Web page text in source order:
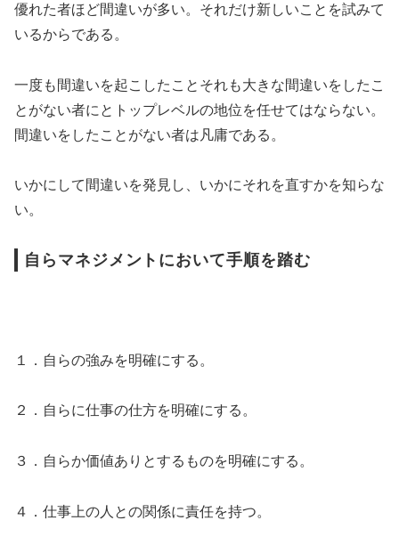
優れた者ほど間違いが多い。それだけ新しいことを試みて
いるからである。
一度も間違いを起こしたことそれも大きな間違いをしたこ
とがない者にとトップレベルの地位を任せてはならない。
間違いをしたことがない者は凡庸である。
いかにして間違いを発見し、いかにそれを直すかを知らな
い。
自らマネジメントにおいて手順を踏む
１．自らの強みを明確にする。
２．自らに仕事の仕方を明確にする。
３．自らか価値ありとするものを明確にする。
４．仕事上の人との関係に責任を持つ。